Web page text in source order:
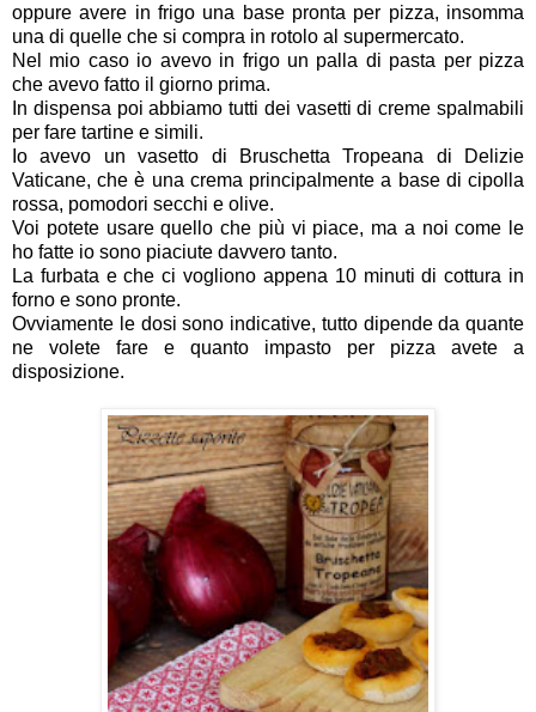
oppure avere in frigo una base pronta per pizza, insomma
una di quelle che si compra in rotolo al supermercato.
Nel mio caso io avevo in frigo un palla di pasta per pizza
che avevo fatto il giorno prima.
In dispensa poi abbiamo tutti dei vasetti di creme spalmabili
per fare tartine e simili.
Io avevo un vasetto di Bruschetta Tropeana di Delizie
Vaticane, che è una crema principalmente a base di cipolla
rossa, pomodori secchi e olive.
Voi potete usare quello che più vi piace, ma a noi come le
ho fatte io sono piaciute davvero tanto.
La furbata e che ci vogliono appena 10 minuti di cottura in
forno e sono pronte.
Ovviamente le dosi sono indicative, tutto dipende da quante
ne volete fare e quanto impasto per pizza avete a
disposizione.